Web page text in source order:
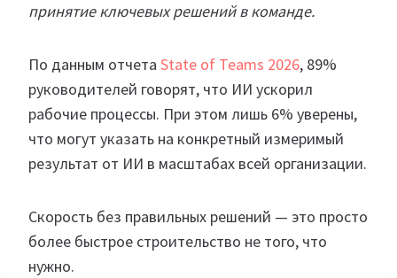
принятие ключевых решений в команде.
По данным отчета State of Teams 2026, 89%
руководителей говорят, что ИИ ускорил
рабочие процессы. При этом лишь 6% уверены,
что могут указать на конкретный измеримый
результат от ИИ в масштабах всей организации.
Скорость без правильных решений — это просто
более быстрое строительство не того, что
нужно.